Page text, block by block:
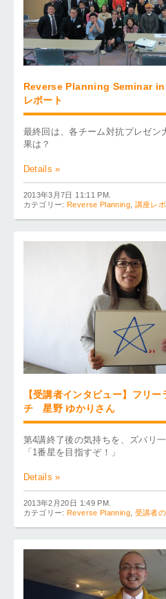
Reverse Planning Seminar in
レポート
最終回は、各チーム対抗プレゼン
果は？
Details »
2013年3月7日 11:11 PM.
カテゴリー:Reverse Planning, 講座レ
【受講者インタビュー】フリー
チ 星野 ゆかりさん
第4講終了後の気持ちを、ズバリ
「1番星を目指すぞ！」
Details »
2013年2月20日 1:49 PM.
カテゴリー:Reverse Planning, 受講者